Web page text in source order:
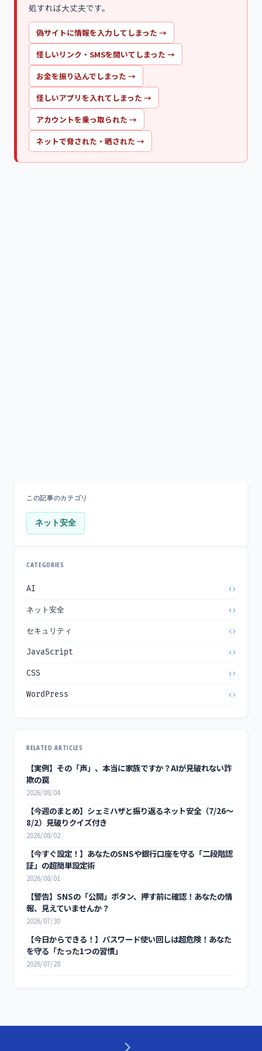
処すれば大丈夫です。
偽サイトに情報を入力してしまった →
怪しいリンク・SMSを開いてしまった →
お金を振り込んでしまった →
怪しいアプリを入れてしまった →
アカウントを乗っ取られた →
ネットで脅された・晒された →
この記事のカテゴリ
ネット安全
CATEGORIES
AI
ネット安全
セキュリティ
JavaScript
CSS
WordPress
RELATED ARTICLES
【実例】その「声」、本当に家族ですか？AIが見破れない詐
欺の罠
2026/08/04
【今週のまとめ】シェミハザと振り返るネット安全（7/26〜
8/2）見破りクイズ付き
2026/08/02
【今すぐ設定！】あなたのSNSや銀行口座を守る「二段階認
証」の超簡単設定術
2026/08/01
【警告】SNSの「公開」ボタン、押す前に確認！あなたの情
報、見えていませんか？
2026/07/30
【今日からできる！】パスワード使い回しは超危険！あなた
を守る「たった1つの習慣」
2026/07/28